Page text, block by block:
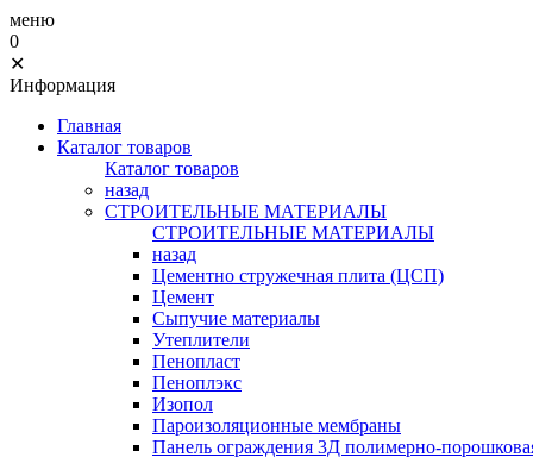
меню
0
✕
Информация
Главная
Каталог товаров
Каталог товаров
назад
СТРОИТЕЛЬНЫЕ МАТЕРИАЛЫ
СТРОИТЕЛЬНЫЕ МАТЕРИАЛЫ
назад
Цементно стружечная плита (ЦСП)
Цемент
Сыпучие материалы
Утеплители
Пенопласт
Пеноплэкс
Изопол
Пароизоляционные мембраны
Панель ограждения 3Д полимерно-